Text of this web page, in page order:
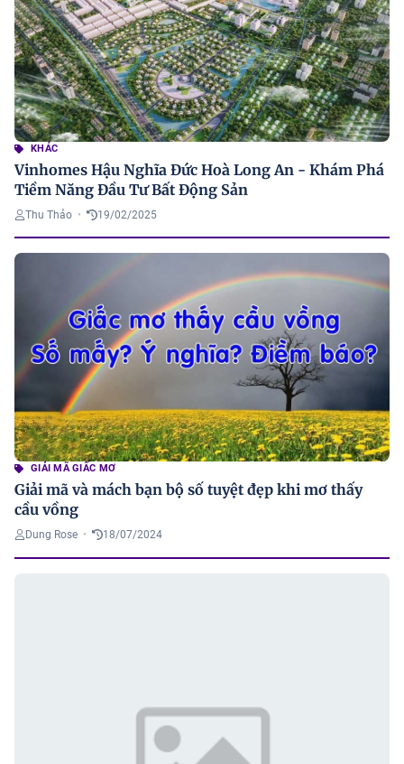
KHÁC
Vinhomes Hậu Nghĩa Đức Hoà Long An - Khám Phá
Tiềm Năng Đầu Tư Bất Động Sản
Thu Thảo • 19/02/2025
GIẢI MÃ GIẤC MƠ
Giải mã và mách bạn bộ số tuyệt đẹp khi mơ thấy
cầu vồng
Dung Rose • 18/07/2024